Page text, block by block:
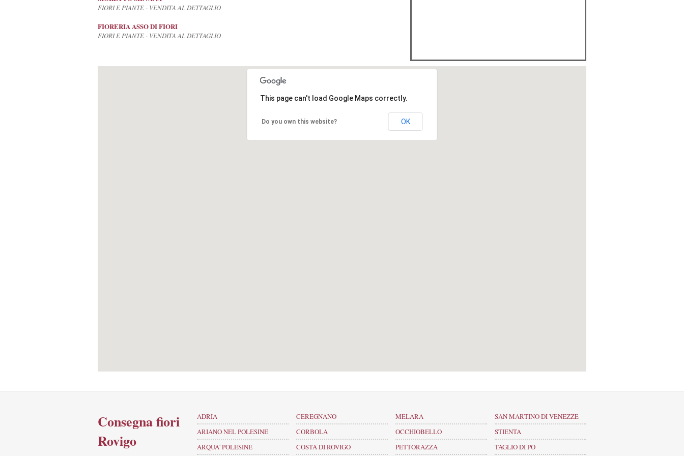
FIORI E PIANTE - VENDITA AL DETTAGLIO
FIORERIA ASSO DI FIORI
FIORI E PIANTE - VENDITA AL DETTAGLIO
This page can't load Google Maps correctly.
Do you own this website? OK
Consegna fiori
Rovigo
ADRIA
ARIANO NEL POLESINE
ARQUA' POLESINE
CEREGNANO
CORBOLA
COSTA DI ROVIGO
MELARA
OCCHIOBELLO
PETTORAZZA
SAN MARTINO DI VENEZZE
STIENTA
TAGLIO DI PO